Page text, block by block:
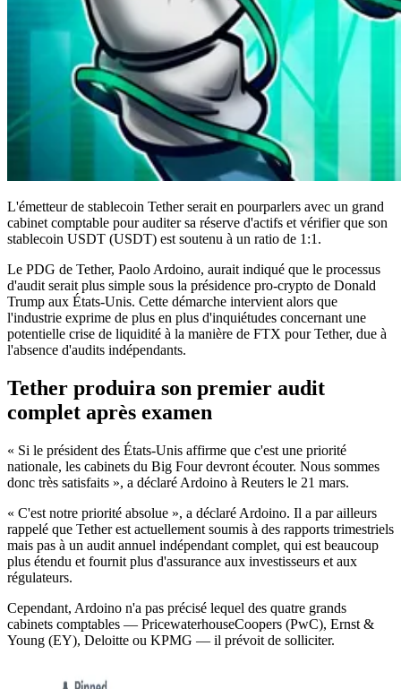
L'émetteur de stablecoin Tether serait en pourparlers avec un grand
cabinet comptable pour auditer sa réserve d'actifs et vérifier que son
stablecoin USDT (USDT) est soutenu à un ratio de 1:1.
Le PDG de Tether, Paolo Ardoino, aurait indiqué que le processus
d'audit serait plus simple sous la présidence pro-crypto de Donald
Trump aux États-Unis. Cette démarche intervient alors que
l'industrie exprime de plus en plus d'inquiétudes concernant une
potentielle crise de liquidité à la manière de FTX pour Tether, due à
l'absence d'audits indépendants.
Tether produira son premier audit
complet après examen
« Si le président des États-Unis affirme que c'est une priorité
nationale, les cabinets du Big Four devront écouter. Nous sommes
donc très satisfaits », a déclaré Ardoino à Reuters le 21 mars.
« C'est notre priorité absolue », a déclaré Ardoino. Il a par ailleurs
rappelé que Tether est actuellement soumis à des rapports trimestriels
mais pas à un audit annuel indépendant complet, qui est beaucoup
plus étendu et fournit plus d'assurance aux investisseurs et aux
régulateurs.
Cependant, Ardoino n'a pas précisé lequel des quatre grands
cabinets comptables — PricewaterhouseCoopers (PwC), Ernst &
Young (EY), Deloitte ou KPMG — il prévoit de solliciter.